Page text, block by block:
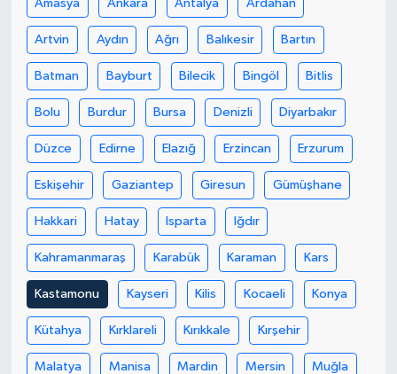
Amasya Ankara Antalya Ardahan
Artvin Aydın Ağrı Balıkesir Bartın
Batman Bayburt Bilecik Bingöl Bitlis
Bolu Burdur Bursa Denizli Diyarbakır
Düzce Edirne Elazığ Erzincan Erzurum
Eskişehir Gaziantep Giresun Gümüşhane
Hakkari Hatay Isparta Iğdır
Kahramanmaraş Karabük Karaman Kars
Kastamonu Kayseri Kilis Kocaeli Konya
Kütahya Kırklareli Kırıkkale Kırşehir
Malatya Manisa Mardin Mersin Muğla